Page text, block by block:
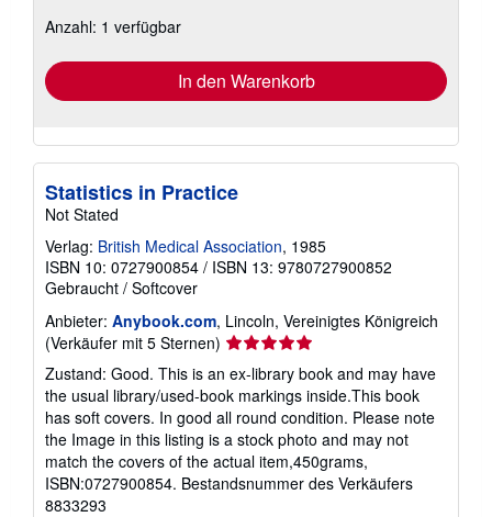
Anzahl: 1 verfügbar
In den Warenkorb
Statistics in Practice
Not Stated
Verlag: British Medical Association, 1985
ISBN 10: 0727900854 / ISBN 13: 9780727900852
Gebraucht / Softcover
Anbieter: Anybook.com, Lincoln, Vereinigtes Königreich
(Verkäufer mit 5 Sternen) Verkäuferbewertung
von
5
Sternen
Zustand: Good. This is an ex-library book and may have
the usual library/used-book markings inside.This book
has soft covers. In good all round condition. Please note
the Image in this listing is a stock photo and may not
match the covers of the actual item,450grams,
ISBN:0727900854. Bestandsnummer des Verkäufers
8833293